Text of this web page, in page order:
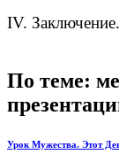
IV. Заключение.
По теме:
Урок Мужества. Этот